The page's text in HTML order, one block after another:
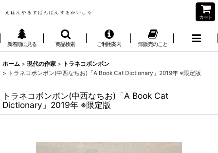
カート
新着順に見る 商品検索 ご利用案内 卸販売のこと
ホーム > 現代の作家 > トラネコボンボン
> トラネコボンボン(中西なちお)「A Book Cat Dictionary」2019年 ※限定版
トラネコボンボン(中西なちお)「A Book Cat
Dictionary」2019年 ※限定版